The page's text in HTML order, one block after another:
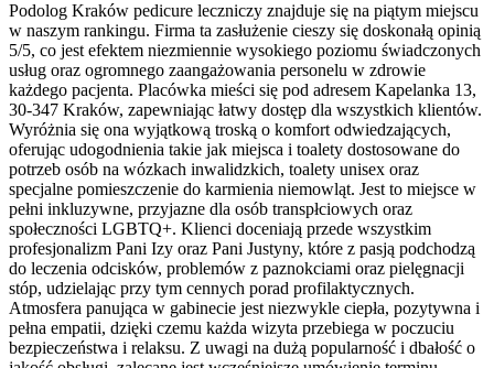
Podolog Kraków pedicure leczniczy znajduje się na piątym miejscu
w naszym rankingu. Firma ta zasłużenie cieszy się doskonałą opinią
5/5, co jest efektem niezmiennie wysokiego poziomu świadczonych
usług oraz ogromnego zaangażowania personelu w zdrowie
każdego pacjenta. Placówka mieści się pod adresem Kapelanka 13,
30-347 Kraków, zapewniając łatwy dostęp dla wszystkich klientów.
Wyróżnia się ona wyjątkową troską o komfort odwiedzających,
oferując udogodnienia takie jak miejsca i toalety dostosowane do
potrzeb osób na wózkach inwalidzkich, toalety unisex oraz
specjalne pomieszczenie do karmienia niemowląt. Jest to miejsce w
pełni inkluzywne, przyjazne dla osób transpłciowych oraz
społeczności LGBTQ+. Klienci doceniają przede wszystkim
profesjonalizm Pani Izy oraz Pani Justyny, które z pasją podchodzą
do leczenia odcisków, problemów z paznokciami oraz pielęgnacji
stóp, udzielając przy tym cennych porad profilaktycznych.
Atmosfera panująca w gabinecie jest niezwykle ciepła, pozytywna i
pełna empatii, dzięki czemu każda wizyta przebiega w poczuciu
bezpieczeństwa i relaksu. Z uwagi na dużą popularność i dbałość o